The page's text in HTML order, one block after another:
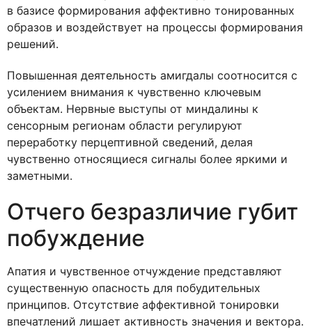
в базисе формирования аффективно тонированных
образов и воздействует на процессы формирования
решений.
Повышенная деятельность амигдалы соотносится с
усилением внимания к чувственно ключевым
объектам. Нервные выступы от миндалины к
сенсорным регионам области регулируют
переработку перцептивной сведений, делая
чувственно относящиеся сигналы более яркими и
заметными.
Отчего безразличие губит
побуждение
Апатия и чувственное отчуждение представляют
существенную опасность для побудительных
принципов. Отсутствие аффективной тонировки
впечатлений лишает активность значения и вектора.